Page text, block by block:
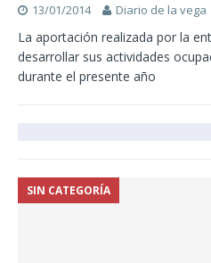
13/01/2014 Diario de la vega
La aportación realizada por la
desarrollar sus actividades
durante el presente año
SIN CATEGORÍA